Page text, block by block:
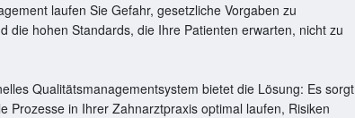
laufen Sie Gefahr, gesetzliche Vorgaben zu
die hohen Standards, die Ihre Patienten erwarten, nicht zu
Qualitätsmanagementsystem bietet die Lösung: Es sorgt
Prozesse in Ihrer Zahnarztpraxis optimal laufen, Risiken